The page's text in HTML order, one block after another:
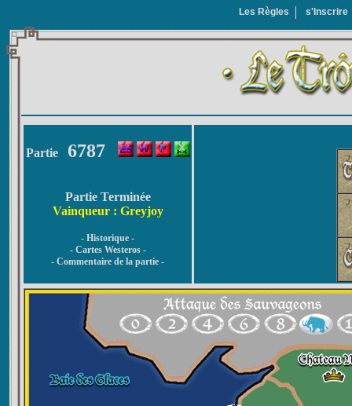
Les Règles s'Inscrire
Partie 6787
Partie Terminée
Vainqueur : Greyjoy
- Historique -
- Cartes Westeros -
- Commentaire de la partie -